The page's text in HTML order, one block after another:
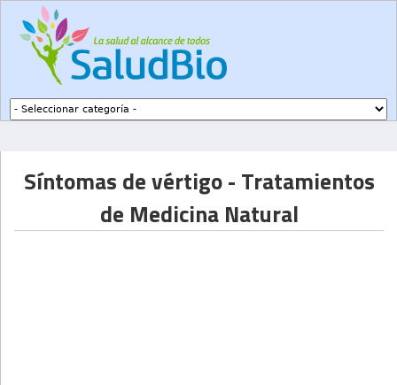
Síntomas de vértigo - Tratamientos
de Medicina Natural